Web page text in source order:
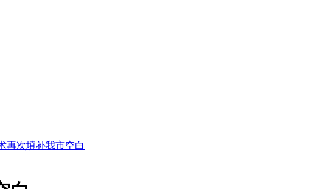
再次填补我市空白